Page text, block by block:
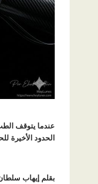
عندما يتوقف
الحدود الأخيرة
بقلم إيهاب